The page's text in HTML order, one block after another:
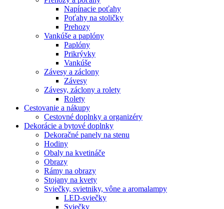
Napínacie poťahy
Poťahy na stoličky
Prehozy
Vankúše a paplóny
Paplóny
Prikrývky
Vankúše
Závesy a záclony
Závesy
Závesy, záclony a rolety
Rolety
Cestovanie a nákupy
Cestovné doplnky a organizéry
Dekorácie a bytové doplnky
Dekoračné panely na stenu
Hodiny
Obaly na kvetináče
Obrazy
Rámy na obrazy
Stojany na kvety
Sviečky, svietniky, vône a aromalampy
LED-sviečky
Sviečky